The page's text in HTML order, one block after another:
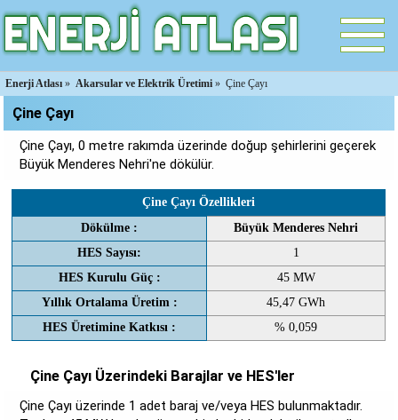
Enerji Atlası » Akarsular ve Elektrik Üretimi » Çine Çayı
Çine Çayı
Çine Çayı, 0 metre rakımda üzerinde doğup şehirlerini geçerek
Büyük Menderes Nehri'ne dökülür.
Çine Çayı Özellikleri
Dökülme :
Büyük Menderes Nehri
HES Sayısı:
1
HES Kurulu Güç :
45 MW
Yıllık Ortalama Üretim :
45,47 GWh
HES Üretimine Katkısı :
% 0,059
Çine Çayı Üzerindeki Barajlar ve HES'ler
Çine Çayı üzerinde 1 adet baraj ve/veya HES bulunmaktadır.